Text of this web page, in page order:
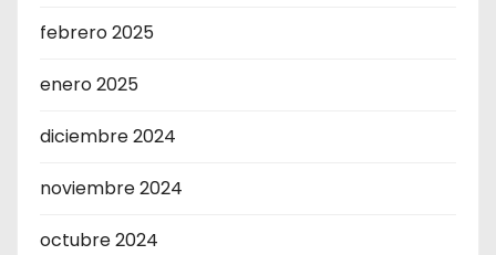
febrero 2025
enero 2025
diciembre 2024
noviembre 2024
octubre 2024